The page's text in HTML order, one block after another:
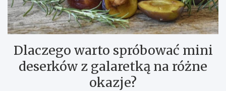
Dlaczego warto spróbować mini
deserków z galaretką na różne
okazje?